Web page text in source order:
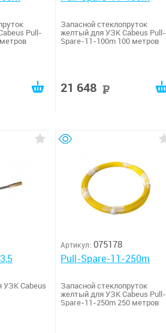
Pull-
Запасной стеклопруток
желтый для УЗК Cabeus Pull-
Spare-11-100m 100 метров
21 648
УЗК Cabeus
Артикул: 075178
Pull-Spare-11-250m
Запасной стеклопруток
желтый для УЗК Cabeus Pull-
Spare-11-250m 250 метров